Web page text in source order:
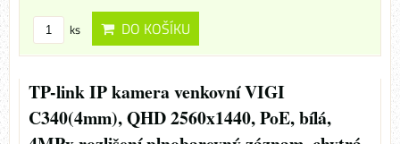
ks DO KOŠÍKU
TP-link IP kamera venkovní VIGI
C340(4mm), QHD 2560x1440, PoE, bílá,